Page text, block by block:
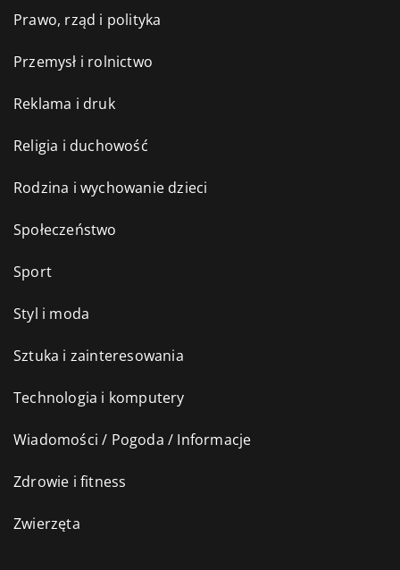
Prawo, rząd i polityka
Przemysł i rolnictwo
Reklama i druk
Religia i duchowość
Rodzina i wychowanie dzieci
Społeczeństwo
Sport
Styl i moda
Sztuka i zainteresowania
Technologia i komputery
Wiadomości / Pogoda / Informacje
Zdrowie i fitness
Zwierzęta